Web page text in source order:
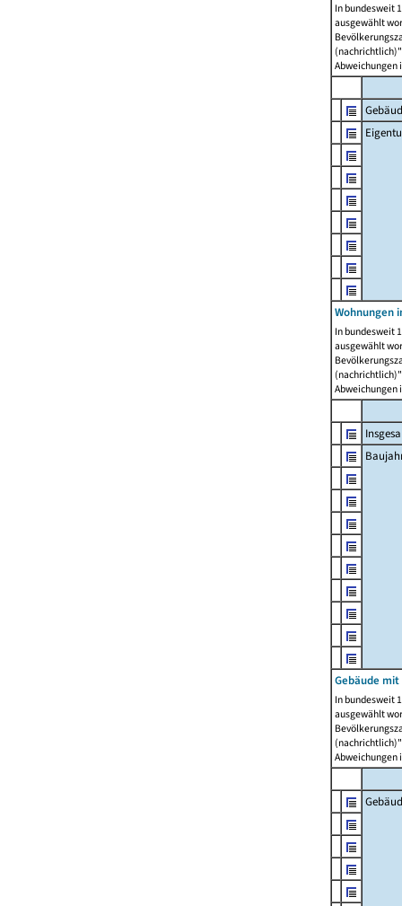
In bundesweit
ausgewählt
Abweichungen
Wohnungen
In bundesweit
ausgewählt
Abweichungen
Gebäude mit
In bundesweit
ausgewählt
Abweichungen